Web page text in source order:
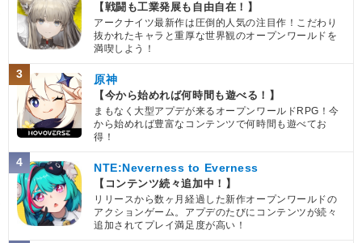
【戦闘も工業発展も自由自在！】
アークナイツ最新作は圧倒的人気の注目作！こだわり
抜かれたキャラと重厚な世界観のオープンワールドを
満喫しよう！
3 原神
【今から始めれば何時間も遊べる！】
まもなく大型アプデが来るオープンワールドRPG！今
から始めれば豊富なコンテンツで何時間も遊べてお
得！
4 NTE:Neverness to Everness
【コンテンツ続々追加中！】
リリースから数ヶ月経過した新作オープンワールドの
アクションゲーム。アプデのたびにコンテンツが続々
追加されてプレイ満足度が高い！